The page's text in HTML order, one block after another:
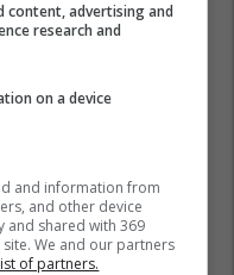
content, advertising and
research and
on a device
and information from
and other device
and shared with 369
We and our partners
of partners.